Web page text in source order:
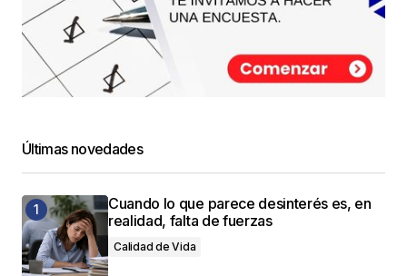
Últimas novedades
Cuando lo que parece desinterés es, en
realidad, falta de fuerzas
Calidad de Vida